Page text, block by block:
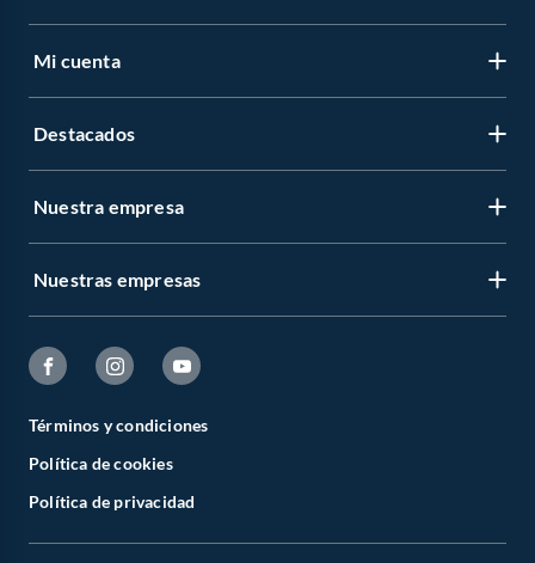
Mi cuenta
Destacados
Nuestra empresa
Nuestras empresas
Términos y condiciones
Política de cookies
Política de privacidad